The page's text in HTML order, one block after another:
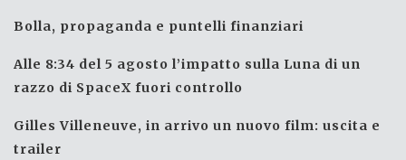
Bolla, propaganda e puntelli finanziari
Alle 8:34 del 5 agosto l’impatto sulla Luna di un
razzo di SpaceX fuori controllo
Gilles Villeneuve, in arrivo un nuovo film: uscita e
trailer